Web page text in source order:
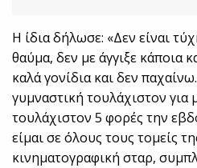
Η ίδια δήλωσε: «Δεν είναι
θαύμα, δεν με άγγιξε κάποια
καλά γονίδια και δεν
γυμναστική τουλάχιστον για
τουλάχιστον 5 φορές την
είμαι σε όλους τους τομείς
κινηματογραφική σταρ,